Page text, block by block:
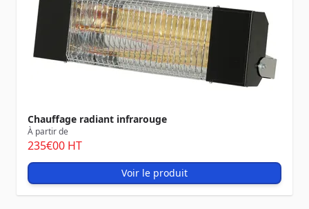
Chauffage radiant infrarouge
À partir de
235€00 HT
Voir le produit